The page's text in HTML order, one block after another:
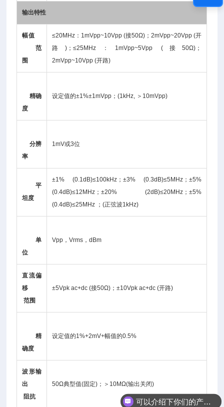
输出特性
幅值
范
围
≤20MHz：1mVpp~10Vpp (接50Ω)；2mVpp~20Vpp (开
路)；≤25MHz：1mVpp~5Vpp (接50Ω)；
2mVpp~10Vpp (开路)
精确
度
设定值的±1%±1mVpp；(1kHz, ＞10mVpp)
分辨
率
1mV或3位
平
坦度
±1% (0.1dB)≤100kHz；±3% (0.3dB)≤5MHz；±5%
(0.4dB)≤12MHz；±20% (2dB)≤20MHz；±5%
(0.4dB)≤25MHz ；(正弦波1kHz)
单
位
Vpp，Vrms，dBm
直流偏
移
范围
±5Vpk ac+dc (接50Ω)；±10Vpk ac+dc (开路)
精
确度
设定值的1%+2mV+幅值的0.5%
波形输
出
阻抗
50Ω典型值(固定)；＞10MΩ(输出关闭)
可以介绍下你们的产品么